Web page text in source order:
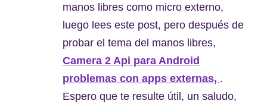
manos libres como micro externo,
luego lees este post, pero después de
probar el tema del manos libres,
Camera 2 Api para Android
problemas con apps externas, .
Espero que te resulte útil, un saludo,